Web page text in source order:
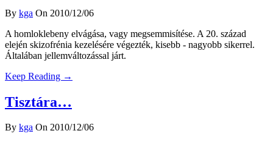
By kga On 2010/12/06
A homloklebeny elvágása, vagy megsemmisítése. A 20. század
elején skizofrénia kezelésére végezték, kisebb - nagyobb sikerrel.
Általában jellemváltozással járt.
Keep Reading →
Tisztára…
By kga On 2010/12/06